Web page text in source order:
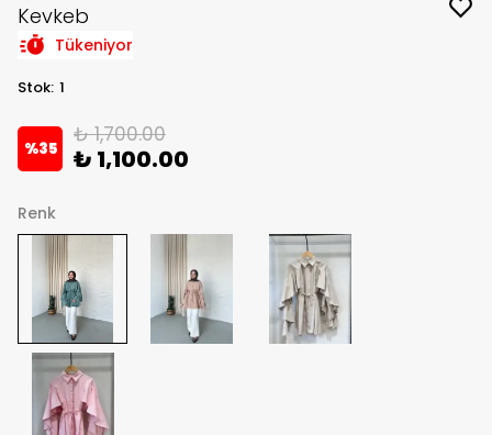
Kevkeb
Tükeniyor
Stok: 1
%35
₺ 1,700.00
₺ 1,100.00
Renk